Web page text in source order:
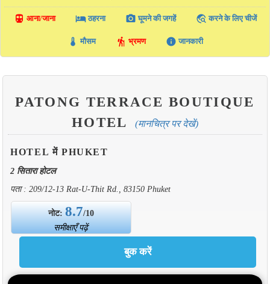
directions_transit आना/जाना local_hotelठहरना photo_camera घूमने की जगहें travel_explore करने के लिए चीजें
thermostat मौसम hiking भ्रमण info जानकारी
PATONG TERRACE BOUTIQUE
HOTEL
(मानचित्र पर देखें)
HOTEL में PHUKET
2 सितारा होटल
पता : 209/12-13 Rat-U-Thit Rd., 83150 Phuket
नोट: 8.7/10
समीक्षाएँ पढ़ें